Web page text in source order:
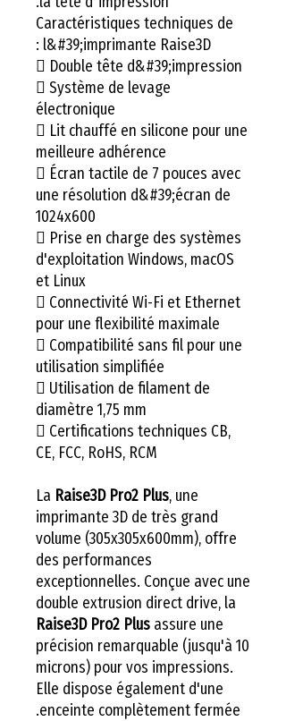
Caractéristiques techniques de
l&#39;imprimante Raise3D :
 Double tête d&#39;impression
 Système de levage
électronique
 Lit chauffé en silicone pour une
meilleure adhérence
 Écran tactile de 7 pouces avec
une résolution d&#39;écran de
1024x600
 Prise en charge des systèmes
d'exploitation Windows, macOS
et Linux
 Connectivité Wi-Fi et Ethernet
pour une flexibilité maximale
 Compatibilité sans fil pour une
utilisation simplifiée
 Utilisation de filament de
diamètre 1,75 mm
 Certifications techniques CB,
CE, FCC, RoHS, RCM
La Raise3D Pro2 Plus, une
imprimante 3D de très grand
volume (305x305x600mm), offre
des performances
exceptionnelles. Conçue avec une
double extrusion direct drive, la
Raise3D Pro2 Plus assure une
précision remarquable (jusqu'à 10
microns) pour vos impressions.
Elle dispose également d'une
enceinte complètement fermée.